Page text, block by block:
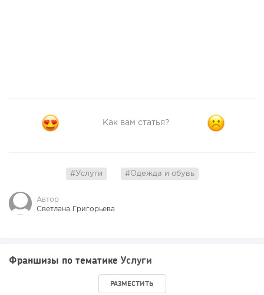
Как вам статья?
#Услуги #Одежда и обувь
Автор
Светлана Григорьева
Франшизы по тематике Услуги
РАЗМЕСТИТЬ